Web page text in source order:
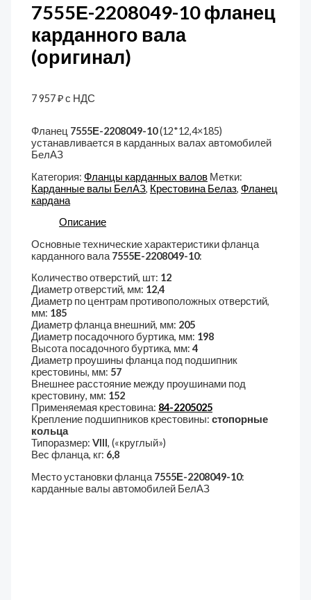
7555Е-2208049-10 фланец
карданного вала
(оригинал)
7 957₽с НДС
Фланец 7555Е-2208049-10(12*12,4×185)
устанавливается в карданных валах автомобилей
БелАЗ
Категория:Фланцы карданных валов Метки:
Карданные валы БелАЗ, Крестовина Белаз,Фланец
кардана
Описание
Основные технические характеристики фланца
карданного вала 7555Е-2208049-10:
Количество отверстий, шт: 12
Диаметр отверстий, мм: 12,4
Диаметр по центрам противоположных отверстий,
мм: 185
Диаметр фланца внешний, мм: 205
Диаметр посадочного буртика, мм: 198
Высота посадочного буртика, мм:4
Диаметр проушины фланца под подшипник
крестовины, мм: 57
Внешнее расстояние между проушинами под
крестовину, мм: 152
Применяемая крестовина: 84-2205025
Крепление подшипников крестовины:стопорные
кольца
Типоразмер:VIII, («круглый»)
Вес фланца, кг: 6,8
Место установки фланца 7555Е-2208049-10:
карданные валы автомобилей БелАЗ